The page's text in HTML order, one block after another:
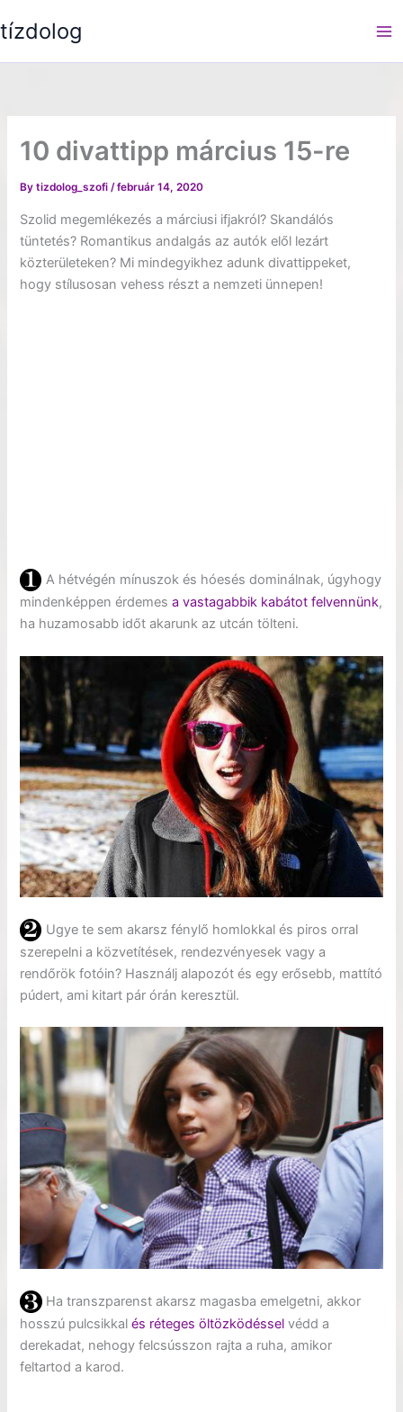
to
tízdolog
10 divattipp március 15-re
Bytizdolog_szofi/február 14, 2020
Szolid megemlékezés a márciusi ifjakról? Skandálós
tüntetés? Romantikus andalgás az autók elől lezárt
közterületeken? Mi mindegyikhez adunk divattippeket,
hogy stílusosan vehess részt a nemzeti ünnepen!
A hétvégén mínuszok és hóesés dominálnak, úgyhogy
mindenképpen érdemesa vastagabbik kabátot felvennünk,
ha huzamosabb időt akarunk az utcán tölteni.
Ugye te sem akarsz fénylő homlokkal és piros orral
szerepelni a közvetítések, rendezvényesek vagy a
rendőrök fotóin? Használj alapozót és egy erősebb, mattító
púdert, ami kitart pár órán keresztül.
Ha transzparenst akarsz magasba emelgetni, akkor
hosszú pulcsikkalés réteges öltözködéssel védd a
derekadat, nehogy felcsússzon rajta a ruha, amikor
feltartod a karod.